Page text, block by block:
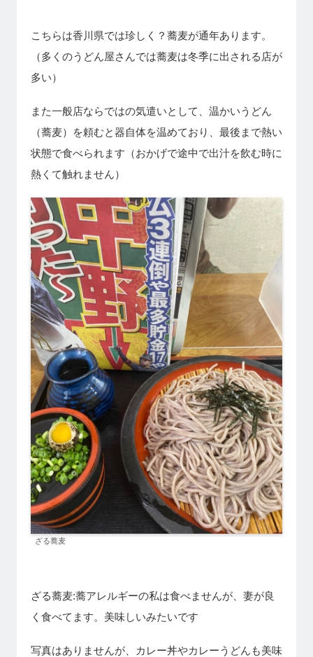
こちらは香川県では珍しく？蕎麦が通年あります。
（多くのうどん屋さんでは蕎麦は冬季に出される店が
多い）
また一般店ならではの気遣いとして、温かいうどん
（蕎麦）を頼むと器自体を温めており、最後まで熱い
状態で食べられます（おかげで途中で出汁を飲む時に
熱くて触れません）
ざる蕎麦
ざる蕎麦:蕎アレルギーの私は食べませんが、妻が良
く食べてます。美味しいみたいです
写真はありませんが、カレー丼やカレーうどんも美味